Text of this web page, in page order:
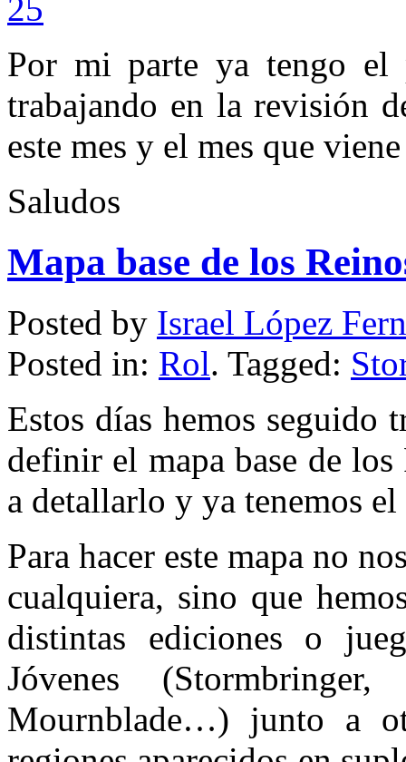
Por mi parte ya tengo el
trabajando en la revisión
este mes y el mes que
Saludos
Mapa base de los
Posted by Israel López
Posted in: Rol. Tagged:
Estos días hemos seguido
definir el mapa base de los
a detallarlo y ya tenemos
Para hacer este mapa no
cualquiera, sino que
distintas ediciones o
Jóvenes
Mournblade…) junto a